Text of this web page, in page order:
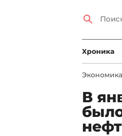
Xроника
Экономика
В